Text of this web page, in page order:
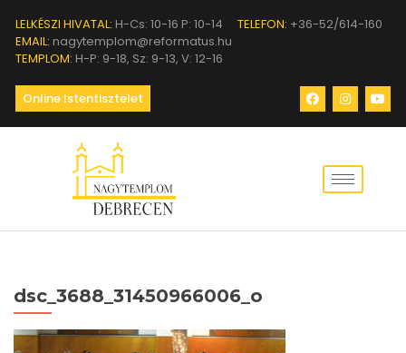
LELKÉSZI HIVATAL: H-Cs: 10-16 P: 10-14 TELEFON: +36-52/614-160
EMAIL: nagytemplom@reformatus.hu
TEMPLOM: H-P: 9-18, Sz: 9-13, V: 12-16
Online Istentisztelet
dsc_3688_31450966006_o